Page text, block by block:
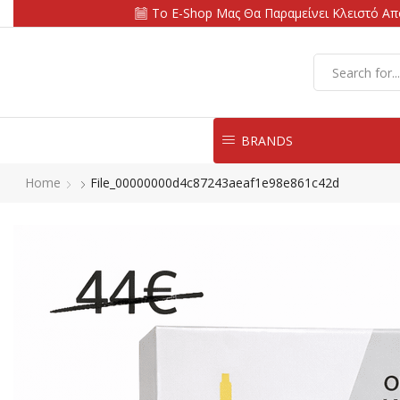
Το E-Shop Μας Θα Παραμείνει Κλειστό
BRANDS
Home File_00000000d4c87243aeaf1e98e861c42d